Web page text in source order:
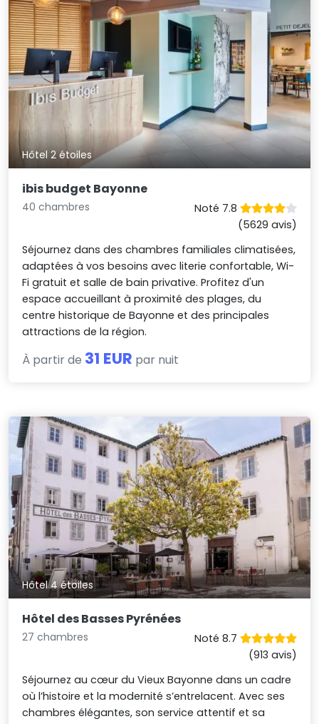
Hôtel 2 étoiles
ibis budget Bayonne
40 chambres
Noté 7.8
(5629 avis)
Séjournez dans des chambres familiales climatisées,
adaptées à vos besoins avec literie confortable, Wi-
Fi gratuit et salle de bain privative. Profitez d'un
espace accueillant à proximité des plages, du
centre historique de Bayonne et des principales
attractions de la région.
À partir de 31 EUR par nuit
Hôtel 4 étoiles
Hôtel des Basses Pyrénées
27 chambres
Noté 8.7
(913 avis)
Séjournez au cœur du Vieux Bayonne dans un cadre
où l’histoire et la modernité s’entrelacent. Avec ses
chambres élégantes, son service attentif et sa